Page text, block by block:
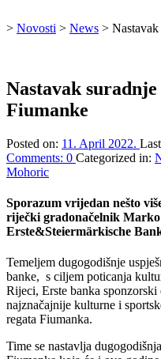
↑
> Novosti > News >
Nastavak
Fiumanke
Posted on: 11. April 2022.
Comments: 0 Categorized in:
Mohoric
Sporazum vrijedan nešto
riječki gradonačelnik
Erste&Steiermärkische
Temeljem dugogodišnje
banke, s ciljem poticanja
Rijeci, Erste banka
najznačajnije kulturne i
regata Fiumanka.
Time se nastavlja